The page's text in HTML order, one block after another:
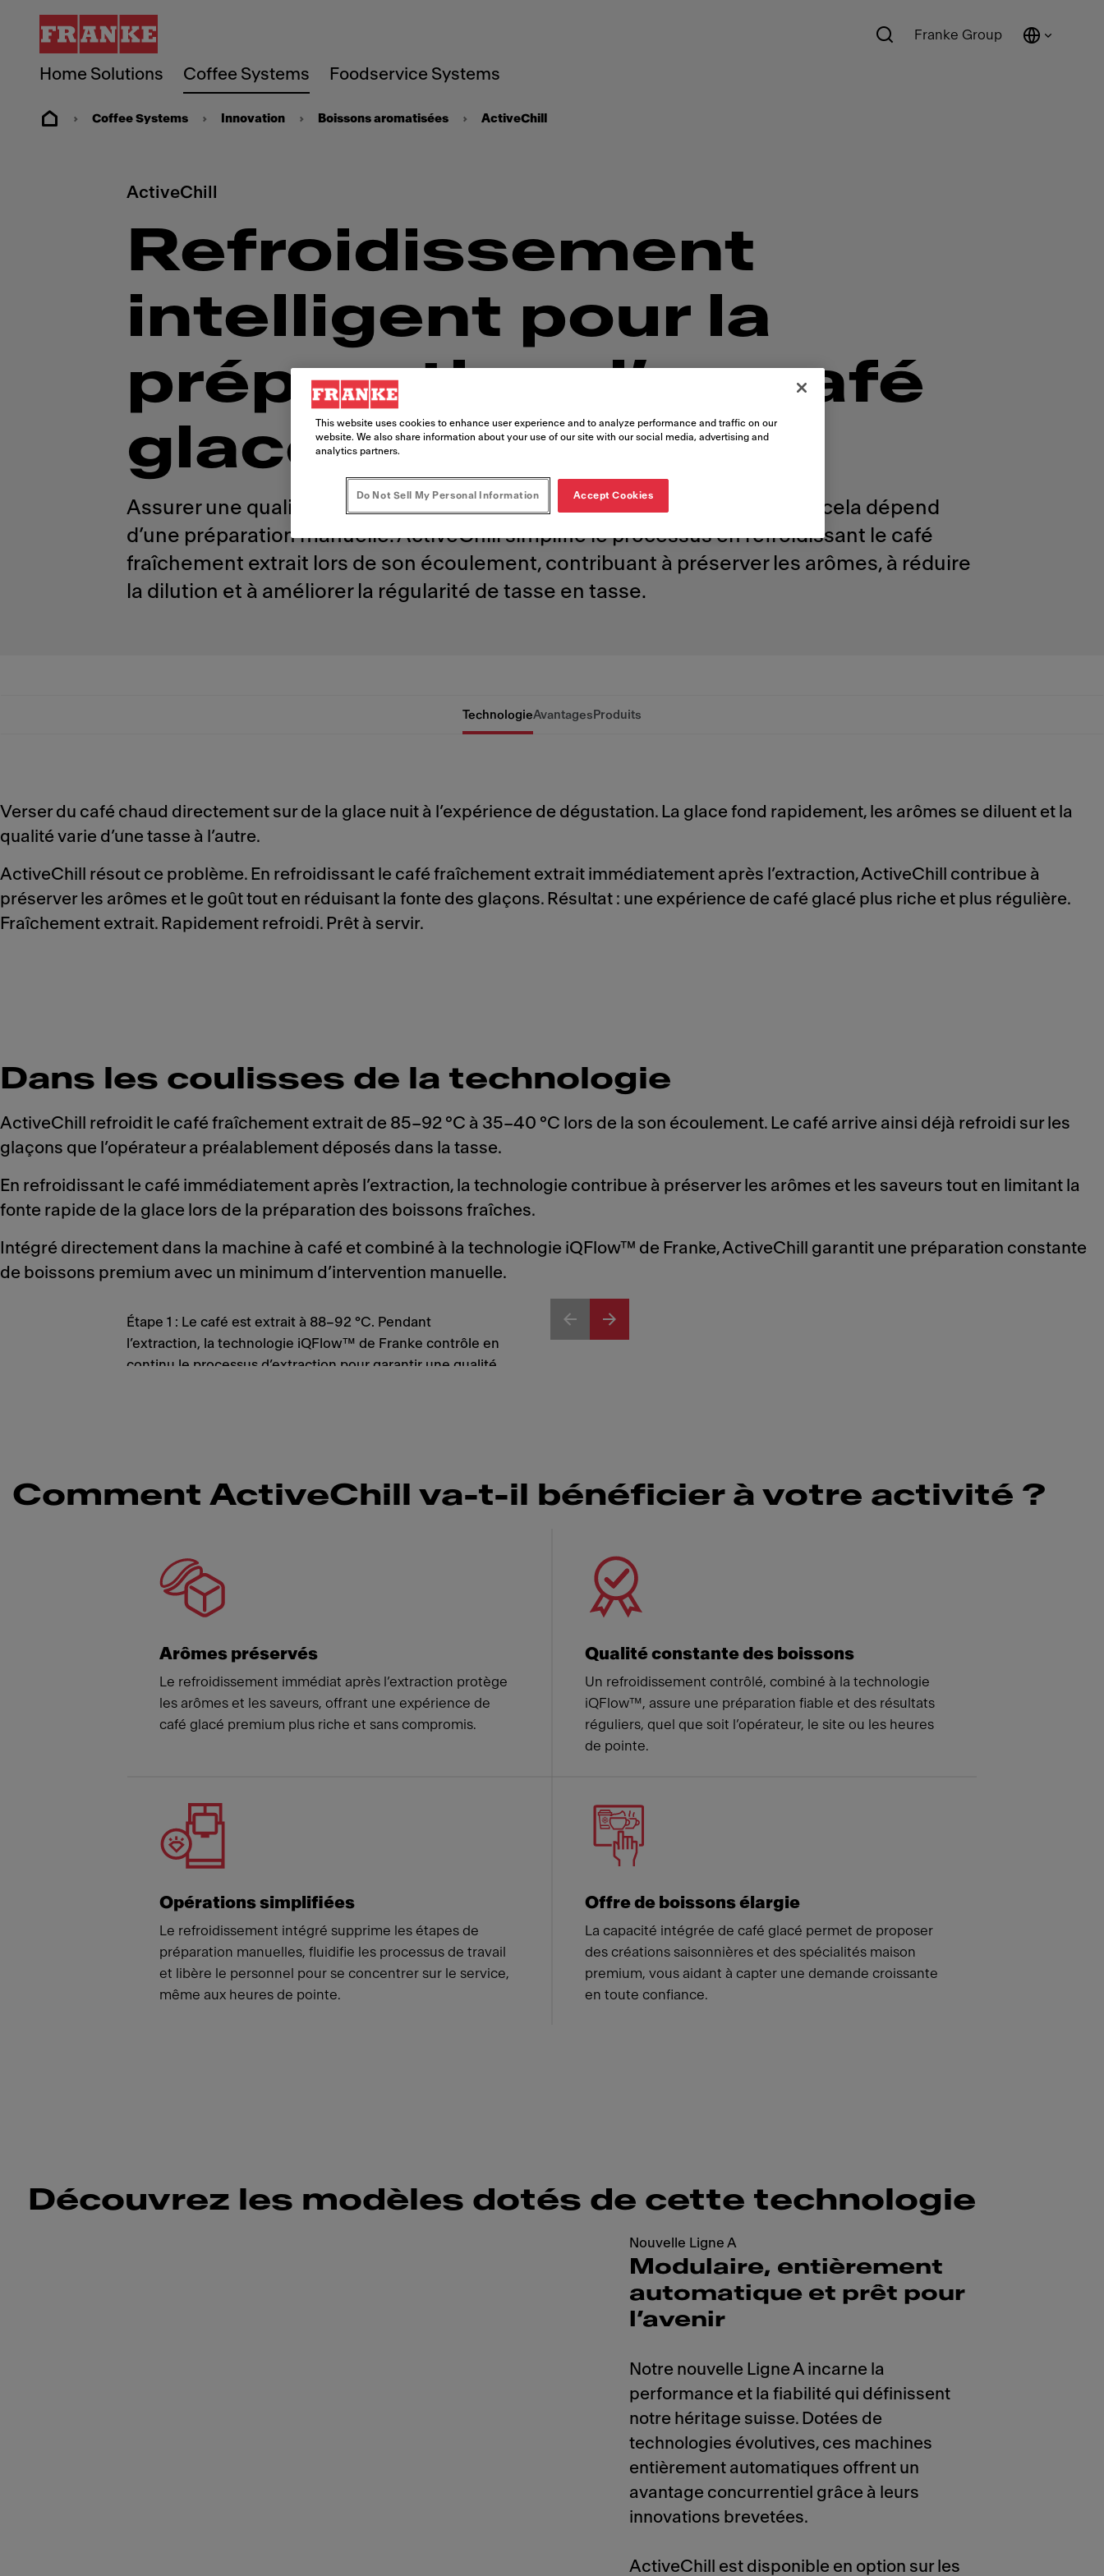
Home Solutions Coffee Systems Foodservice Systems
Franke Group
Coffee Systems Innovation Boissons aromatisées ActiveChill
ActiveChill
Refroidissement
intelligent pour la
préparation d’un café
glacé premium
Assurer une qualité constante de café glacé premium est un défi lorsque cela dépend
d’une préparation manuelle. ActiveChill simplifie le processus en refroidissant le café
fraîchement extrait lors de son écoulement, contribuant à préserver les arômes, à réduire
la dilution et à améliorer la régularité de tasse en tasse.
TechnologieAvantages Produits
Verser du café chaud directement sur de la glace nuit à l’expérience de dégustation. La glace fond rapidement, les arômes se diluent et la
qualité varie d’une tasse à l’autre.
ActiveChill résout ce problème. En refroidissant le café fraîchement extrait immédiatement après l’extraction, ActiveChill contribue à
préserver les arômes et le goût tout en réduisant la fonte des glaçons. Résultat : une expérience de café glacé plus riche et plus régulière.
Fraîchement extrait. Rapidement refroidi. Prêt à servir.
Dans les coulisses de la technologie
ActiveChill refroidit le café fraîchement extrait de 85–92 °C à 35–40 °C lors de la son écoulement. Le café arrive ainsi déjà refroidi sur les
glaçons que l’opérateur a préalablement déposés dans la tasse.
En refroidissant le café immédiatement après l’extraction, la technologie contribue à préserver les arômes et les saveurs tout en limitant la
fonte rapide de la glace lors de la préparation des boissons fraîches.
Intégré directement dans la machine à café et combiné à la technologie iQFlow™ de Franke, ActiveChill garantit une préparation constante
de boissons premium avec un minimum d’intervention manuelle.
Étape 1 : Le café est extrait à 88–92 °C. Pendant
l’extraction, la technologie iQFlow™ de Franke contrôle en
continu le processus d’extraction pour garantir une qualité
Comment ActiveChill va-t-il bénéficier à votre activité ?
Meet Franke
Arômes préservés
Le refroidissement immédiat après l’extraction protège
les arômes et les saveurs, offrant une expérience de
café glacé premium plus riche et sans compromis.
Qualité constante des boissons
Un refroidissement contrôlé, combiné à la technologie
iQFlow™, assure une préparation fiable et des résultats
réguliers, quel que soit l’opérateur, le site ou les heures
de pointe.
Opérations simplifiées
Le refroidissement intégré supprime les étapes de
préparation manuelles, fluidifie les processus de travail
et libère le personnel pour se concentrer sur le service,
même aux heures de pointe.
Offre de boissons élargie
La capacité intégrée de café glacé permet de proposer
des créations saisonnières et des spécialités maison
premium, vous aidant à capter une demande croissante
en toute confiance.
Découvrez les modèles dotés de cette technologie
Nouvelle Ligne A
Modulaire, entièrement
automatique et prêt pour
l’avenir
Notre nouvelle Ligne A incarne la
performance et la fiabilité qui définissent
notre héritage suisse. Dotées de
technologies évolutives, ces machines
entièrement automatiques offrent un
avantage concurrentiel grâce à leurs
innovations brevetées.
ActiveChill est disponible en option sur les
This website uses cookies to enhance user experience and to analyze performance and traffic on our
website. We also share information about your use of our site with our social media, advertising and
analytics partners.
Do Not Sell My Personal Information Accept Cookies